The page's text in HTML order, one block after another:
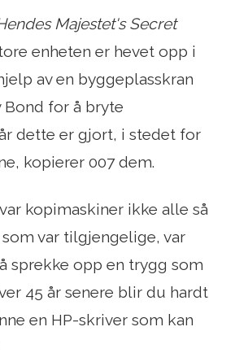
Majestet's Secret
enheten er hevet opp i
av en byggeplasskran
Bond for å bryte
dette er gjort, i stedet for
kopierer 007 dem.
kopimaskiner ikke alle så
var tilgjengelige, var
sprekke opp en trygg som
45 år senere blir du hardt
en HP-skriver som kan